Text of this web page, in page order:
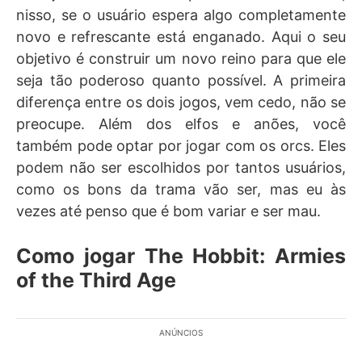
nisso, se o usuário espera algo completamente
novo e refrescante está enganado. Aqui o seu
objetivo é construir um novo reino para que ele
seja tão poderoso quanto possível. A primeira
diferença entre os dois jogos, vem cedo, não se
preocupe. Além dos elfos e anões, você
também pode optar por jogar com os orcs. Eles
podem não ser escolhidos por tantos usuários,
como os bons da trama vão ser, mas eu às
vezes até penso que é bom variar e ser mau.
Como jogar The Hobbit: Armies
of the Third Age
ANÚNCIOS